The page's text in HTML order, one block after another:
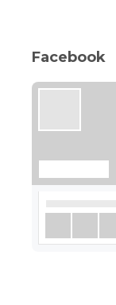
Facebook